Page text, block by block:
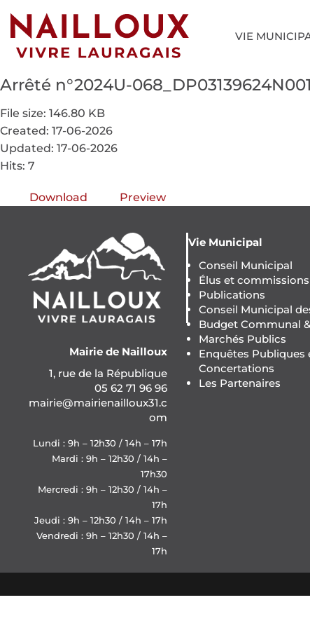
VIE
Arrêté n°2024U-
File size: 146.80 KB
Created: 17-06-2026
Updated: 17-06-2026
Hits: 7
Download Preview
Mairie de Nailloux
1, rue de la République
05 62 71 96 96
mairie@mairienailloux31.c
om
Lundi : 9h – 12h30 / 14h – 17h
Mardi : 9h – 12h30 / 14h –
17h30
Mercredi : 9h – 12h30 / 14h –
17h
Jeudi : 9h – 12h30 / 14h – 17h
Vendredi : 9h – 12h30 / 14h –
17h
Vie Municipal
Conseil Municipal
Élus et commissions
Publications
Conseil Municipal
Budget Communal
Marchés Publics
Enquêtes Publiques
Concertations
Les Partenaires